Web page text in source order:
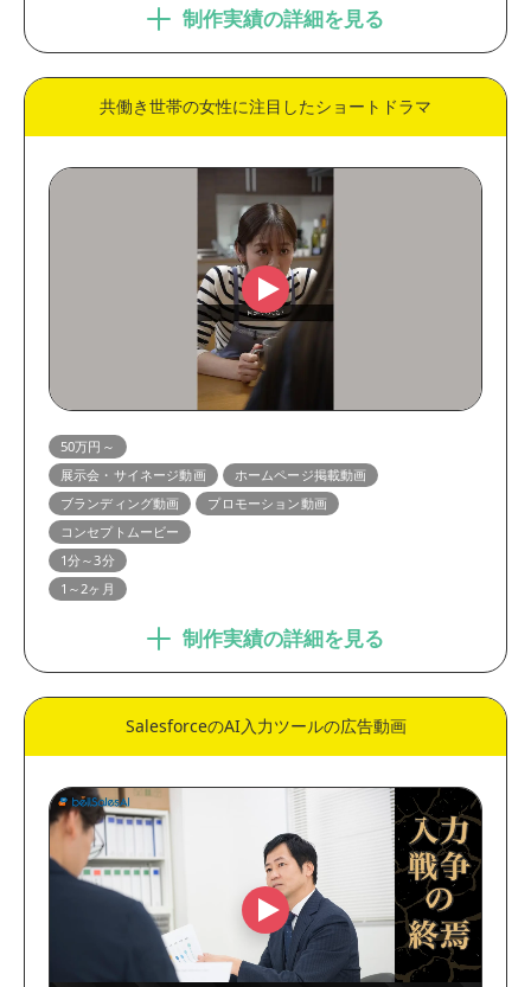
制作実績の詳細を見る
共働き世帯の女性に注目したショートドラマ
50万円～
展示会・サイネージ動画
ホームページ掲載動画
ブランディング動画
プロモーション動画
コンセプトムービー
1分～3分
1～2ヶ月
制作実績の詳細を見る
SalesforceのAI入力ツールの広告動画